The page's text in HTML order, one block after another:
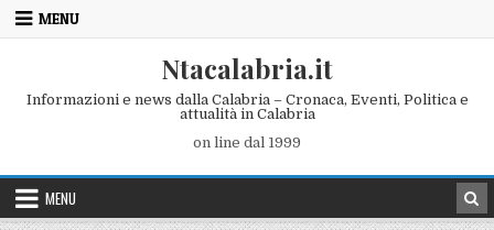
Skip to content
MENU
Ntacalabria.it
Informazioni e news dalla Calabria – Cronaca, Eventi, Politica e
attualità in Calabria
on line dal 1999
MENU